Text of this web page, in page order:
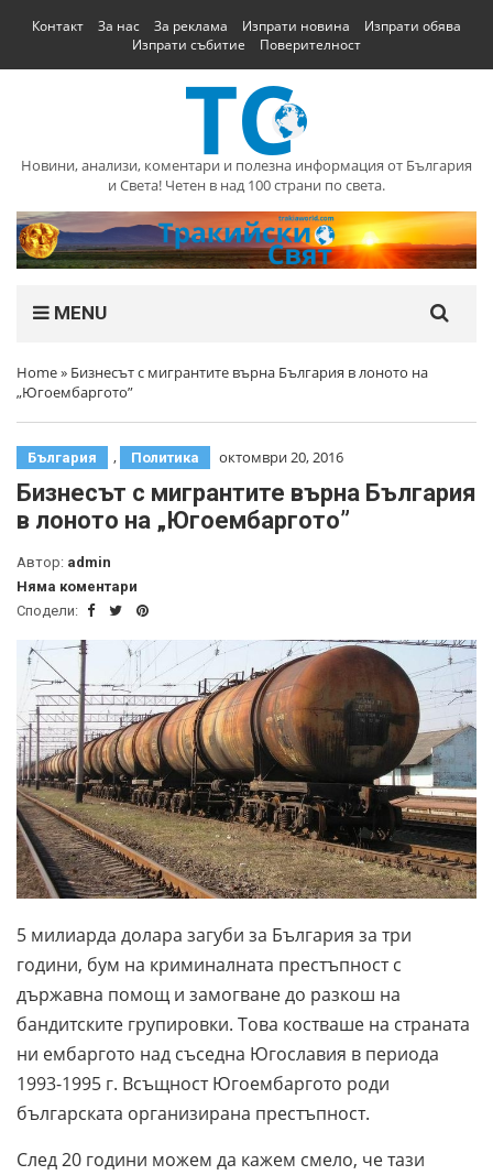
Контакт За нас За реклама Изпрати новина
Изпрати обява
Изпрати събитие
Поверителност
Новини, анализи, коментари и полезна информация от България
и Света! Четен в над 100 страни по света.
MENU
Home» Бизнесът с мигрантите върна България в лоното на
„Югоембаргото”
България , Политика октомври 20, 2016
Бизнесът с мигрантите върна България
в лоното на „Югоембаргото”
Автор: admin
Няма коментари
Сподели:
5 милиарда долара загуби за България за три
години, бум на криминалната престъпност с
държавна помощ и замогване до разкош на
бандитските групировки. Това костваше на страната
ни ембаргото над съседна Югославия в периода
1993-1995 г. Всъщност Югоембаргото роди
българската организирана престъпност.
След 20 години можем да кажем смело, че тази